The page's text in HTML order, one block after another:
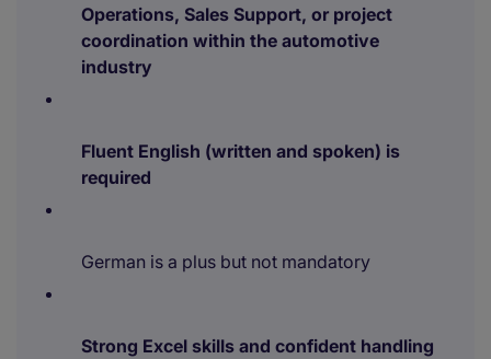
Operations, Sales Support, or project
coordination within the automotive
industry
Fluent English (written and spoken) is
required
German is a plus but not mandatory
Strong Excel skills and confident handling